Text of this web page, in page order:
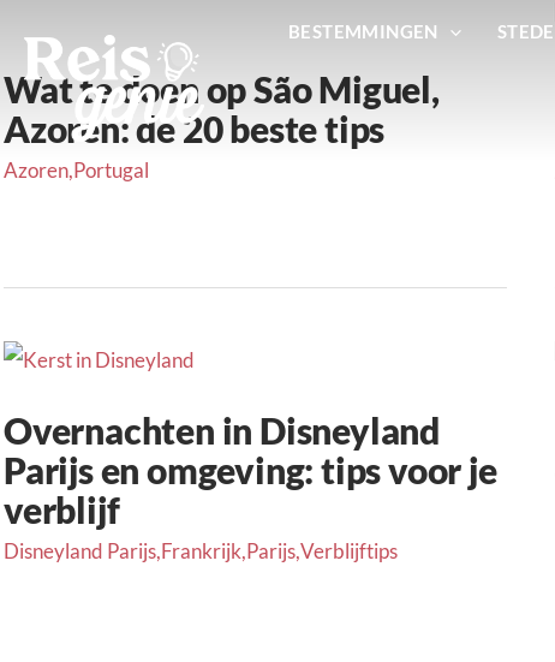
naar
de
inhoud
BESTEMMINGEN
Wat te doen op São Miguel,
Azoren: de 20 beste tips
Azoren,Portugal
Overnachten in Disneyland
Parijs en omgeving: tips voor je
verblijf
Disneyland Parijs,Frankrijk,Parijs,Verblijftips